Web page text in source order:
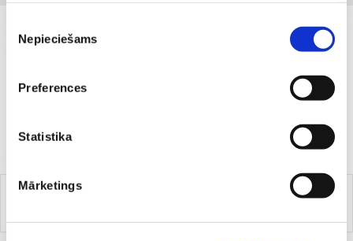
izvēle
Nepieciešams
Preferences
Statistika
Mārketings